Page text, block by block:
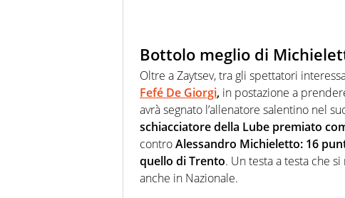
Bottolo meglio di
Oltre a Zaytsev, tra gli spettatori
Fefé De Giorgi, in postazione a
avrà segnato l’allenatore salentino nel
schiacciatore della Lube premiato
controAlessandro Michieletto: 16
quello di Trento. Un testa a testa che
anche in Nazionale.